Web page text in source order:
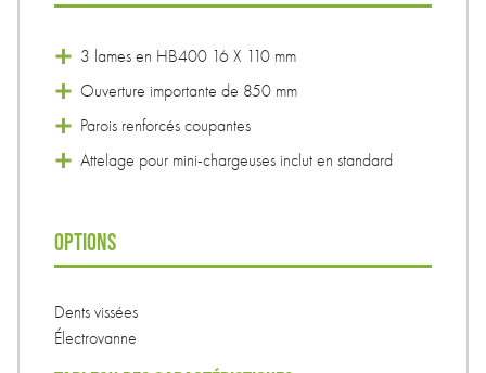
3 lames en HB400 16 X 110 mm
Ouverture importante de 850 mm
Parois renforcés coupantes
Attelage pour mini-chargeuses inclut en standard
OPTIONS
Dents vissées
Électrovanne